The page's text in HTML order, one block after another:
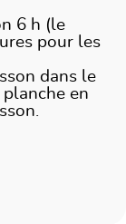
6 h (le
pour les
dans le
en